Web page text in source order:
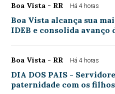
Boa Vista - RR Há 4 horas
Boa Vista alcança sua
IDEB e consolida avanço
Boa Vista - RR Há 4 horas
DIA DOS PAIS -
paternidade com os